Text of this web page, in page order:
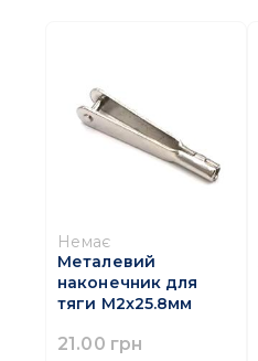
Немає
Металевий
наконечник для
тяги M2x25.8мм
21.00 грн